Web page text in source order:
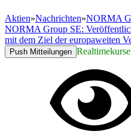
Aktien»Nachrichten»NORMA
NORMA Group SE:
mit dem Ziel der europaweiten
Push Mitteilungen